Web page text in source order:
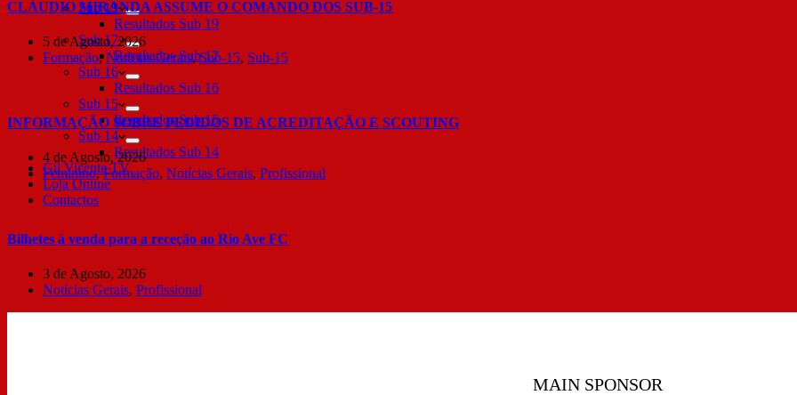
Sub 19
Resultados Sub 19
Sub 17
Resultados Sub 17
Sub 16
Resultados Sub 16
Sub 15
Resultados Sub 15
Sub 14
Resultados Sub 14
Gil Vicente TV
Loja Online
Contactos
CLÁUDIO MIRANDA ASSUME O COMANDO DOS SUB-15
5 de Agosto, 2026
Formação,Notícias Gerais,Sub-15, Sub-15
INFORMAÇÃO SOBRE PEDIDOS DE ACREDITAÇÃO E SCOUTING
4 de Agosto, 2026
Feminino,Formação, Notícias Gerais, Profissional
Bilhetes à venda para a receção ao Rio Ave FC
3 de Agosto, 2026
Notícias Gerais, Profissional
MAIN SPONSOR